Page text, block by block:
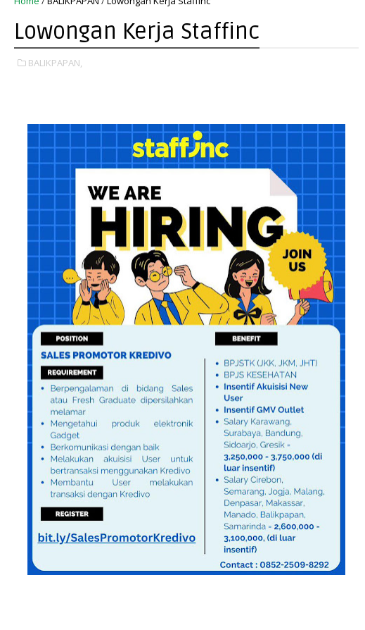
Lowongan Kerja Staffinc
BALIKPAPAN,